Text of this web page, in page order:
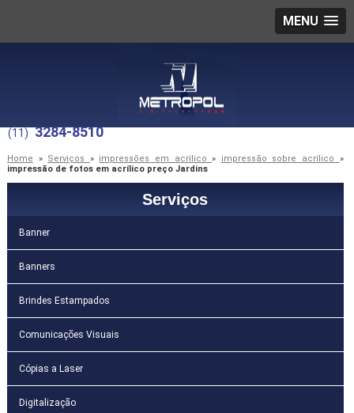
MENU
(11) 3284-8510
Home » Serviços » impressões em acrílico» impressão sobre acrílico »
impressão de fotos em acrílico preço Jardins
Serviços
Banner
Banners
Brindes Estampados
Comunicações Visuais
Cópias a Laser
Digitalização